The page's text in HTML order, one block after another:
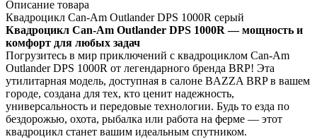
Описание товара
Квадроцикл Can-Am Outlander DPS 1000R серый
Квадроцикл Can-Am Outlander DPS 1000R — мощность и
комфорт для любых задач
Погрузитесь в мир приключений с квадроциклом Can-Am
Outlander DPS 1000R от легендарного бренда BRP! Эта
утилитарная модель, доступная в салоне BAZZA BRP в вашем
городе, создана для тех, кто ценит надежность,
универсальность и передовые технологии. Будь то езда по
бездорожью, охота, рыбалка или работа на ферме — этот
квадроцикл станет вашим идеальным спутником.